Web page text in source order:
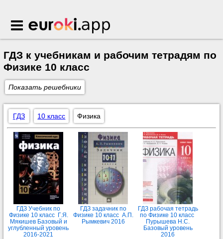
Euroki.app
ГДЗ к учебникам и рабочим тетрадям по
Физике 10 класс
Показать решебники
ГДЗ 10 класс Физика
ГДЗ Учебник по
Физике 10 класс Г.Я.
Мякишев Базовый и
углубленный уровень
2016-2021
ГДЗ задачник по
Физике 10 класс А.П.
Рымкевич 2016
ГДЗ рабочая тетрадь
по Физике 10 класс
Пурышева Н.С.
Базовый уровень
2016